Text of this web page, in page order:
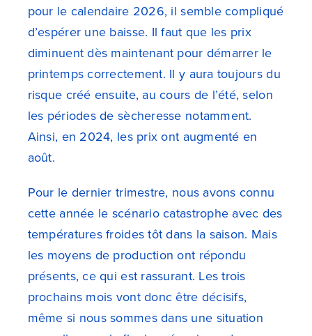
pour le calendaire 2026, il semble compliqué
d’espérer une baisse. Il faut que les prix
diminuent dès maintenant pour démarrer le
printemps correctement. Il y aura toujours du
risque créé ensuite, au cours de l’été, selon
les périodes de sècheresse notamment.
Ainsi, en 2024, les prix ont augmenté en
août.
Pour le dernier trimestre, nous avons connu
cette année le scénario catastrophe avec des
températures froides tôt dans la saison. Mais
les moyens de production ont répondu
présents, ce qui est rassurant. Les trois
prochains mois vont donc être décisifs,
même si nous sommes dans une situation